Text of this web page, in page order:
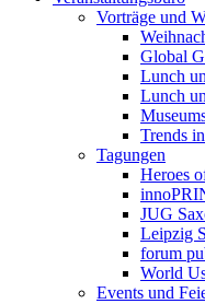
Vorträge und
Global
Lunch
Lunch
Trends
Tagungen
Heroes
JUG
Leipzig
forum
World
Events und